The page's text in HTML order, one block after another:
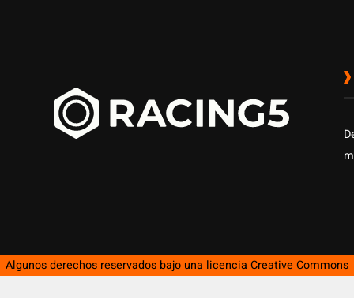
Algunos derechos reservados bajo una licencia Creative Commons